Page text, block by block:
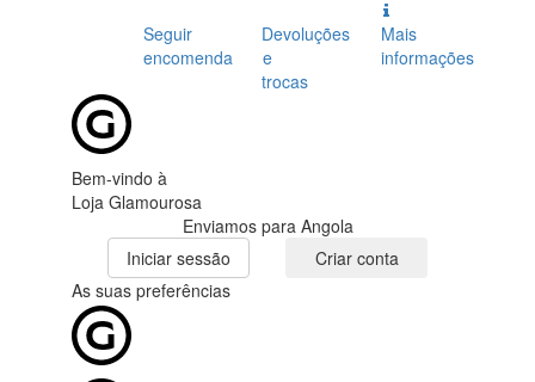
Seguir
encomenda
Devoluções
e
trocas
Mais
informações
Bem-vindo à
Loja Glamourosa
Enviamos para Angola
Iniciar sessão
Criar conta
As suas preferências